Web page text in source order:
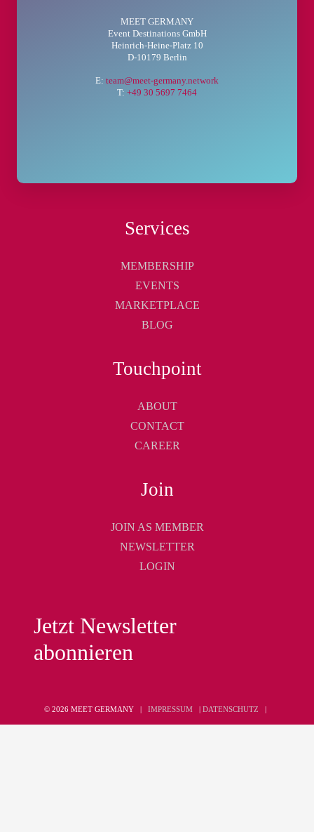
MEET GERMANY
Event Destinations GmbH
Heinrich-Heine-Platz 10
D-10179 Berlin
E: team@meet-germany.network
T: +49 30 5697 7464
Services
MEMBERSHIP
EVENTS
MARKETPLACE
BLOG
Touchpoint
ABOUT
CONTACT
CAREER
Join
JOIN AS MEMBER
NEWSLETTER
LOGIN
Jetzt Newsletter
abonnieren
© 2026 MEET GERMANY | IMPRESSUM| DATENSCHUTZ |